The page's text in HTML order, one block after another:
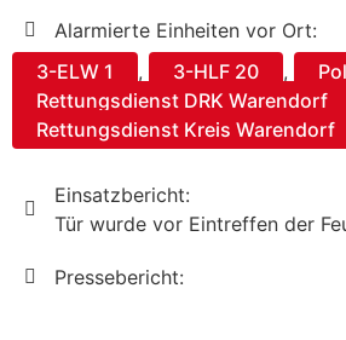
Alarmierte Einheiten vor Ort:
3-ELW 1
, 3-HLF 20 ,
Rettungsdienst DRK Warendorf
Rettungsdienst Kreis Warendorf
Einsatzbericht:
Tür wurde vor Eintreffen der
Pressebericht: